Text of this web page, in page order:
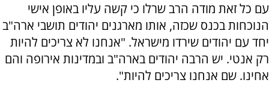
עם כל זאת מודה הרב שרלו כי קשה עליו באופן אישי
הנוכחות בכנס שכזה, אותו מארגנים יהודים תושבי ארה"ב
יחד עם יהודים שירדו מישראל. "אנחנו לא צריכים להיות
רק אנטי. יש הרבה יהודים בארה"ב ובמדינות אירופה והם
אחינו. שם אנחנו צריכים להיות".